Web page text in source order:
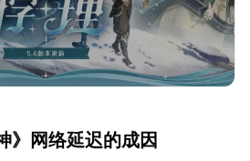
》网络延迟的成因